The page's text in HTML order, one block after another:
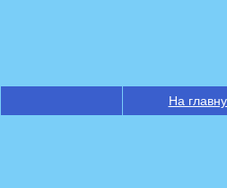
На